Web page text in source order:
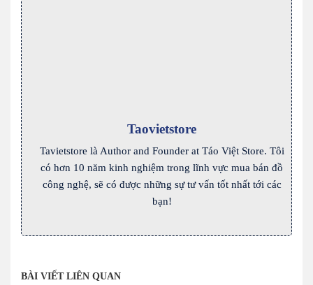
Taovietstore
Tavietstore là Author and Founder at Táo Việt Store. Tôi
có hơn 10 năm kinh nghiệm trong lĩnh vực mua bán đồ
công nghệ, sẽ có được những sự tư vấn tốt nhất tới các
bạn!
BÀI VIẾT LIÊN QUAN